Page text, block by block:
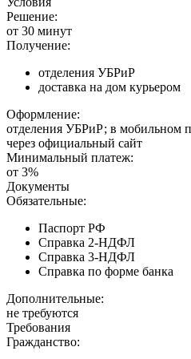
Решение:
от 30 минут
Получение:
отделения УБРиР
доставка на дом курьером
Оформление:
отделения УБРиР; в мобильном
через официальный сайт
Минимальный платеж:
от 3%
Документы
Обязательные:
Паспорт РФ
Справка 2-НДФЛ
Справка 3-НДФЛ
Справка по форме банка
Дополнительные:
не требуются
Требования
Гражданство: